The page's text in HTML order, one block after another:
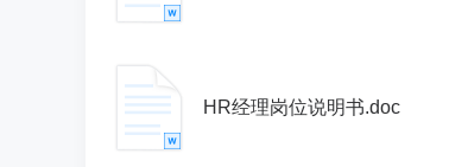
HR经理岗位说明书.doc